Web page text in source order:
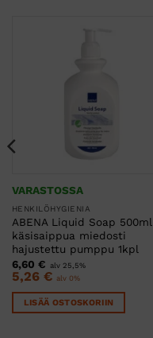
VARASTOSSA
HENKILÖHYGIENIA
ABENA Liquid Soap 500ml
käsisaippua miedosti
hajustettu pumppu 1kpl
6,60 € alv 25,5%
5,26 € alv 0%
LISÄÄ OSTOSKORIIN